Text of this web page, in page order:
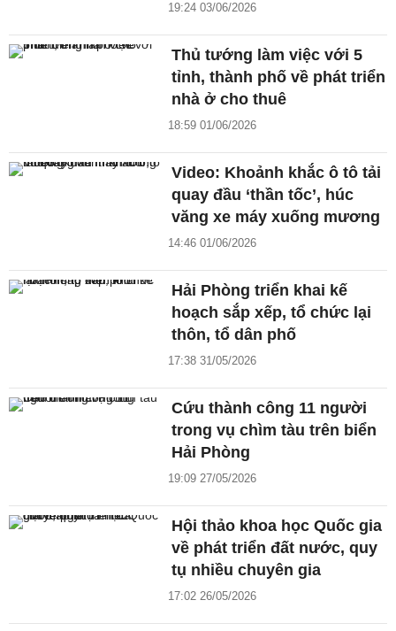
19:24 03/06/2026
Thủ tướng làm việc với 5
tỉnh, thành phố về phát triển
nhà ở cho thuê
18:59 01/06/2026
Video: Khoảnh khắc ô tô tải
quay đầu ‘thần tốc’, húc
văng xe máy xuống mương
14:46 01/06/2026
Hải Phòng triển khai kế
hoạch sắp xếp, tổ chức lại
thôn, tổ dân phố
17:38 31/05/2026
Cứu thành công 11 người
trong vụ chìm tàu trên biển
Hải Phòng
19:09 27/05/2026
Hội thảo khoa học Quốc gia
về phát triển đất nước, quy
tụ nhiều chuyên gia
17:02 26/05/2026